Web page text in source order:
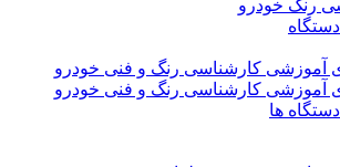
رنگ خودرو
آموزشی کارشناسی رنگ و فنی خودرو
آموزشی کارشناسی رنگ و فنی خودرو
ها